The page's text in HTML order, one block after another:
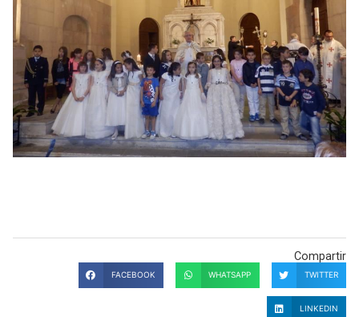
Compartir
FACEBOOK WHATSAPP TWITTER
LINKEDIN